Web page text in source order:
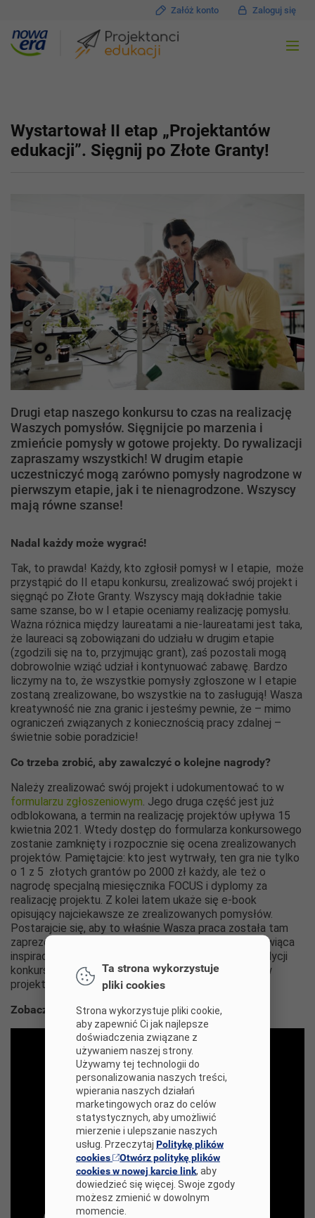
Załóż konto Zaloguj się
Wystartował II etap „Projektantów
edukacji”. Sięgnij po Złote Granty!
Drugi etap naszego konkursu to czas na realizację
Waszych pomysłów. Sięgnijcie po marzenia i
zmieńcie pomysły w gotowe projekty. Do rywalizacji
zapraszamy wszystkich! W drugim etapie
uczestniczyć mogą zarówno pomysły nagrodzone w
pierwszym etapie, jak i te nienagrodzone. Wszyscy
mają równe szanse!
Nadal każdy może wygrać!
Tak, to prawda! Każdy, kto zgłosił pomysł w I etapie, może
przystąpić do II etapu konkursu, zrealizować swój projekt i
sięgnąć po Złote Granty. Wszyscy mają dokładnie takie
same szanse, bo w I etapie oceniamy realizację pomysłu.
Ważna różnica między laureatami a nie-laureatami jest taka,
że laureaci są zobowiązani do udziału w drugim etapie
(zgodzili się na to, przyjmując grant), zaś pozostali mogą
dobrowolnie wziąć udział i kontynuować zabawę. Bardzo
liczymy na to, że wszystkie pomysły zgłoszone w I etapie
zostaną zrealizowane, bo wszystkie na to zasługują! Wasza
kreatywność nie zna granic i jesteśmy pewnie, że – mimo
ograniczeń związanych z koniecznością pracy zdalnej –
świetnie sobie poradzicie!
Co trzeba zrobić, aby zawalczyć o kolejne nagrody?
Należy zrealizować swój projekt i udokumentować to w
formularzu zgłoszeniowym . Jego druga część jest już
odblokowana, a termin na realizację projektów upływa 15
kwietnia 2021. Wtedy dostęp do formularza konkursowego
zostanie zamknięty i rozpocznie się ocena zrealizowanych
projektów. Pamiętajcie: kto jest wytrwały, ten gra nie tylko
o 1 z 5 złotych grantów po 2000 zł każdy, ale też o
nagrodę specjalną miesięcznika FOCUS i dyplomy za
realizację projektu. Z kolei latem ukaże się e-book
opisujący najciekawsze ze zrealizowanych pomysłów.
Postarajcie się, aby to właśnie Wasza praca została tam
zaprezentowana, bo to prestiżowa publikacja stanowiąca
inspirację i drogowskaz dla uczestników kolejnych edycji
konkursu oraz cenną pamiątkę dla autorów i twórców
projektów w niej zamieszczonych.
Zobacz, jak wypełnić formularz:
Ta strona wykorzystuje
pliki cookies
Strona wykorzystuje pliki cookie,
aby zapewnić Ci jak najlepsze
doświadczenia związane z
używaniem naszej strony.
Używamy tej technologii do
personalizowania naszych treści,
wpierania naszych działań
marketingowych oraz do celów
statystycznych, aby umożliwić
mierzenie i ulepszanie naszych
usług. Przeczytaj Politykę plików
cookies
Otwórz politykę plików
cookies w nowej karcie link , aby
dowiedzieć się więcej. Swoje zgody
możesz zmienić w dowolnym
momencie.